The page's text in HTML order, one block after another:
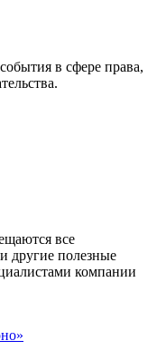
в сфере права,
все
другие полезные
компании